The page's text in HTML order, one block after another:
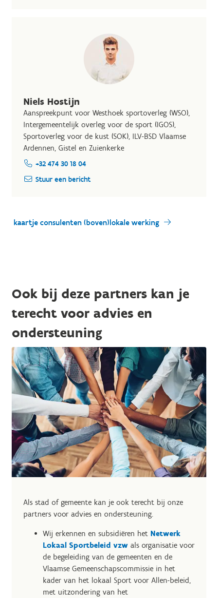
Niels Hostijn
Aanspreekpunt voor Westhoek sportoverleg (WSO),
Intergemeentelijk overleg voor de sport (IGOS),
Sportoverleg voor de kust (SOK), ILV-BSD Vlaamse
Ardennen, Gistel en Zuienkerke
+32 474 30 18 04
Stuur een bericht
kaartje consulenten (boven)lokale werking
Ook bij deze partners kan je
terecht voor advies en
ondersteuning
Als stad of gemeente kan je ook terecht bij onze
partners voor advies en ondersteuning.
Wij erkennen en subsidiëren het Netwerk
Lokaal Sportbeleid vzw als organisatie voor
de begeleiding van de gemeenten en de
Vlaamse Gemeenschapscommissie in het
kader van het lokaal Sport voor Allen-beleid,
met uitzondering van het